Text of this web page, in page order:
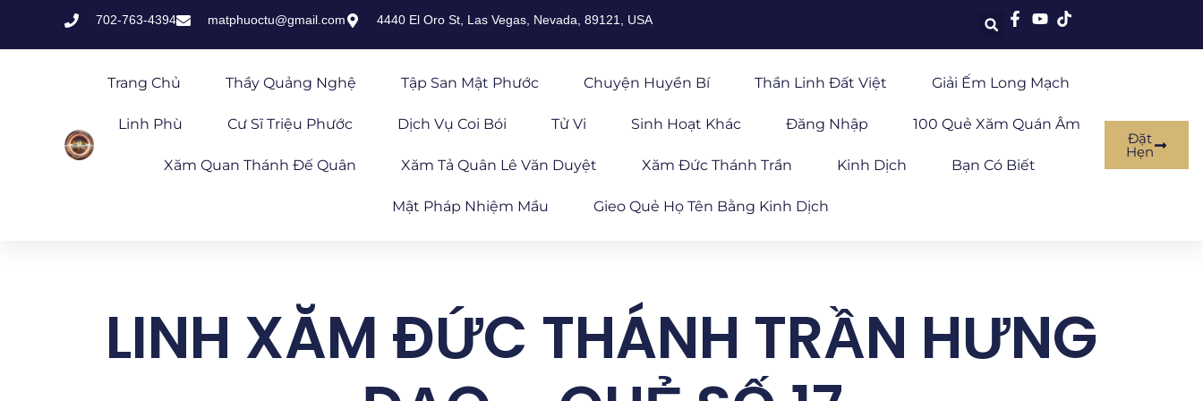
702-763-4394 matphuoctu@gmail.com 4440 El Oro St, Las Vegas, Nevada, 89121, USA
Trang Chủ Thầy Quảng Nghệ Tập San Mật Phước Chuyện Huyền Bí Thần Linh Đất Việt Giải Ếm Long Mạch
Linh Phù Cư Sĩ Triệu Phước Dịch Vụ Coi Bói Tử Vi Sinh Hoạt Khác Đăng Nhập 100 Quẻ Xăm Quán Âm
Xăm Quan Thánh Đế Quân Xăm Tả Quân Lê Văn Duyệt Xăm Đức Thánh Trần Kinh Dịch Bạn Có Biết
Mật Pháp Nhiệm Mầu Gieo Quẻ Họ Tên Bằng Kinh Dịch
Đặt
Hẹn
LINH XĂM ĐỨC THÁNH TRẦN HƯNG